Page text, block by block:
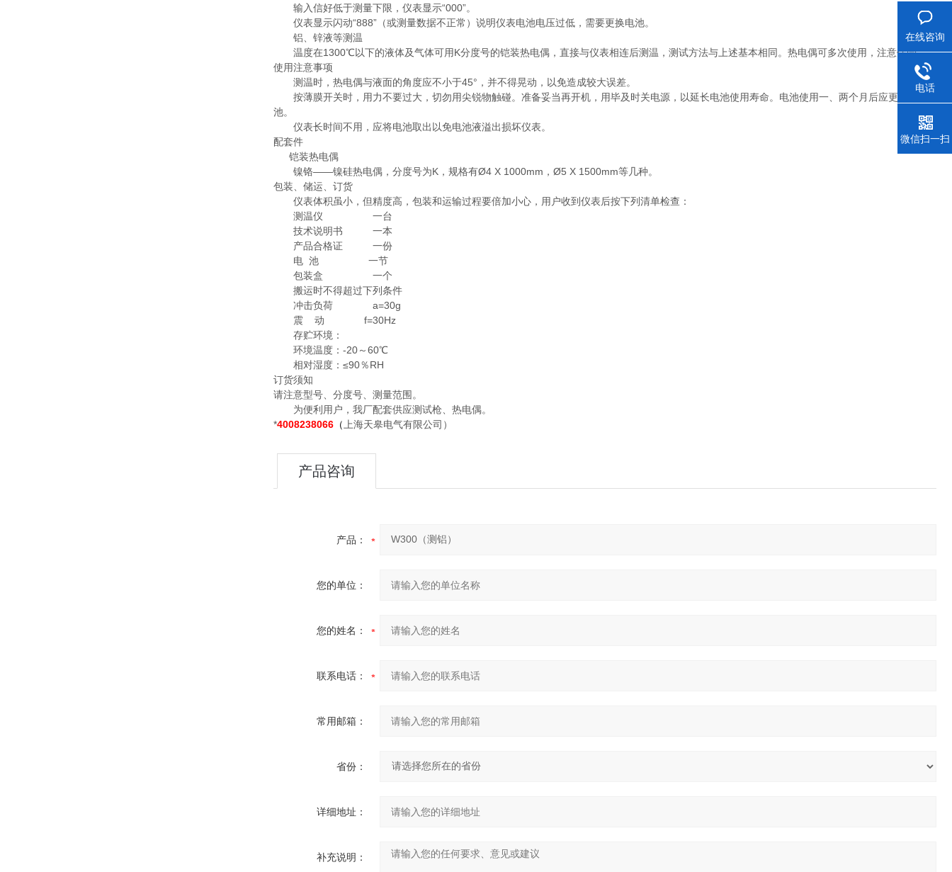
输入信好低于测量下限，仪表显示“000”。
仪表显示闪动“888”（或测量数据不正常）说明仪表电池电压过低，需要更换电池。
铝、锌液等测温
温度在1300℃以下的液体及气体可用K分度号的铠装热电偶，直接与仪表相连后测温，测试方法与上述基本相同。热电偶可多次使用，注意保管。
使用注意事项
测温时，热电偶与液面的角度应不小于45°，并不得晃动，以免造成较大误差。
按薄膜开关时，用力不要过大，切勿用尖锐物触碰。准备妥当再开机，用毕及时关电源，以延长电池使用寿命。电池使用一、两个月后应更换新电
池。
仪表长时间不用，应将电池取出以免电池液溢出损坏仪表。
配套件
铠装热电偶
镍铬——镍硅热电偶，分度号为K，规格有Ø4 X 1000mm，Ø5 X 1500mm等几种。
包装、储运、订货
仪表体积虽小，但精度高，包装和运输过程要倍加小心，用户收到仪表后按下列清单检查：
测温仪 一台
技术说明书 一本
产品合格证 一份
电 池 一节
包装盒 一个
搬运时不得超过下列条件
冲击负荷 a=30g
震 动 f=30Hz
存贮环境：
环境温度：-20～60℃
相对湿度：≤90％RH
订货须知
请注意型号、分度号、测量范围。
为便利用户，我厂配套供应测试枪、热电偶。
*4008238066 （ 上海天皋电气有限公司）
产品咨询
产品：
您的单位：
您的姓名：
联系电话：
常用邮箱：
省份：
详细地址：
补充说明：
在线咨询
电话
微信扫一扫